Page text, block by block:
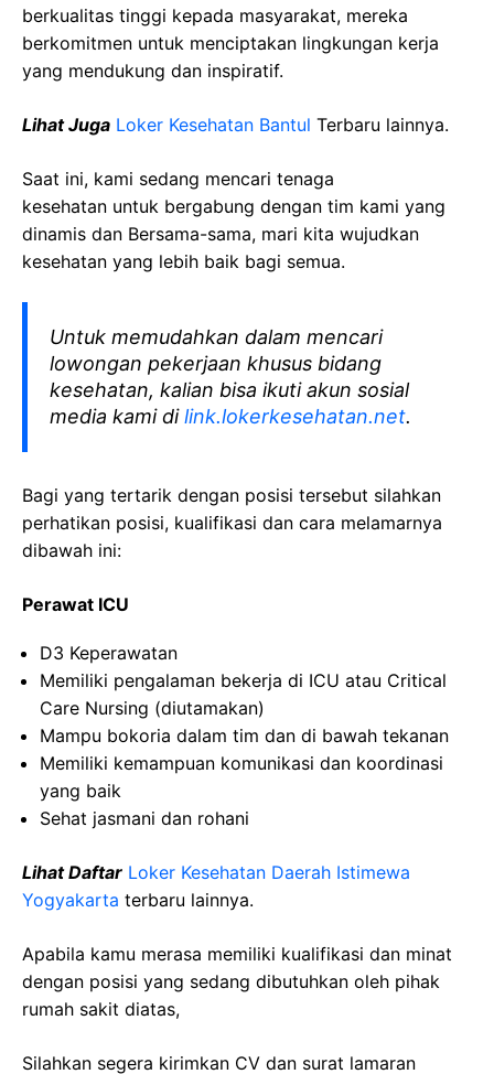
berkualitas tinggi kepada masyarakat, mereka
berkomitmen untuk menciptakan lingkungan kerja
yang mendukung dan inspiratif.
Lihat Juga Loker Kesehatan Bantul Terbaru lainnya.
Saat ini, kami sedang mencari tenaga
kesehatan untuk bergabung dengan tim kami yang
dinamis dan Bersama-sama, mari kita wujudkan
kesehatan yang lebih baik bagi semua.
Untuk memudahkan dalam mencari
lowongan pekerjaan khusus bidang
kesehatan, kalian bisa ikuti akun sosial
media kami dilink.lokerkesehatan.net.
Bagi yang tertarik dengan posisi tersebut silahkan
perhatikan posisi, kualifikasi dan cara melamarnya
dibawah ini:
Perawat ICU
D3 Keperawatan
Memiliki pengalaman bekerja di ICU atau Critical
Care Nursing (diutamakan)
Mampu bokoria dalam tim dan di bawah tekanan
Memiliki kemampuan komunikasi dan koordinasi
yang baik
Sehat jasmani dan rohani
Lihat Daftar Loker Kesehatan Daerah Istimewa
Yogyakarta terbaru lainnya.
Apabila kamu merasa memiliki kualifikasi dan minat
dengan posisi yang sedang dibutuhkan oleh pihak
rumah sakit diatas,
Silahkan segera kirimkan CV dan surat lamaran